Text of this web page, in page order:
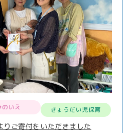
のいえ きょうだい児保育
ご寄付をいただきました